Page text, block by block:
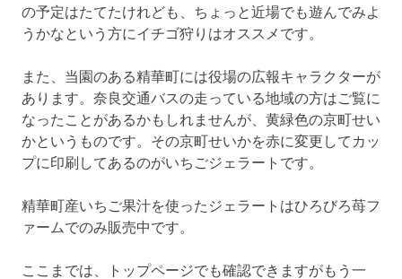
の予定はたてたけれども、ちょっと近場でも遊んでみよ
うかなという方にイチゴ狩りはオススメです。
また、当園のある精華町には役場の広報キャラクターが
あります。奈良交通バスの走っている地域の方はご覧に
なったことがあるかもしれませんが、黄緑色の京町せい
かというものです。その京町せいかを赤に変更してカッ
プに印刷してあるのがいちごジェラートです。
精華町産いちご果汁を使ったジェラートはひろびろ苺フ
ァームでのみ販売中です。
ここまでは、トップページでも確認できますがもう一